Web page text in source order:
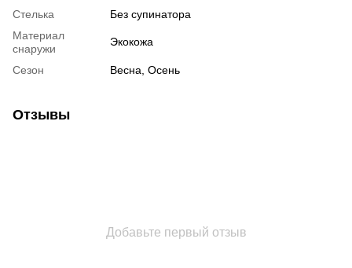
Стелька
Без супинатора
Материал
снаружи
Экокожа
Сезон Весна, Осень
Отзывы
Добавьте первый отзыв